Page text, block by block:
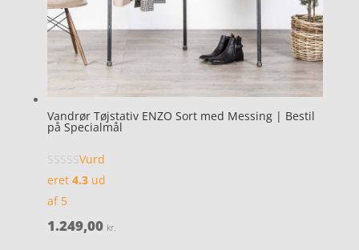
Vandrør Tøjstativ ENZO Sort med Messing | Bestil
på Specialmål
Vurd
eret 4.3ud
af 5
1.249,00 kr.